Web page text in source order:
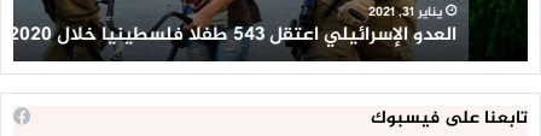
يناير 31, 2021
العدو الإسرائيلي اعتقل 543 طفلا فلسطينيا خلال 2020
تابعنا على فيسبوك